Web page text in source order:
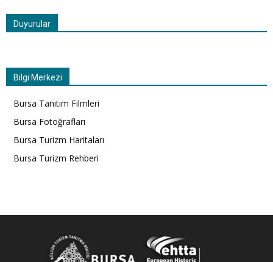
Duyurular
Bilgi Merkezi
Bursa Tanıtım Filmleri
Bursa Fotoğrafları
Bursa Turizm Haritaları
Bursa Turizm Rehberi